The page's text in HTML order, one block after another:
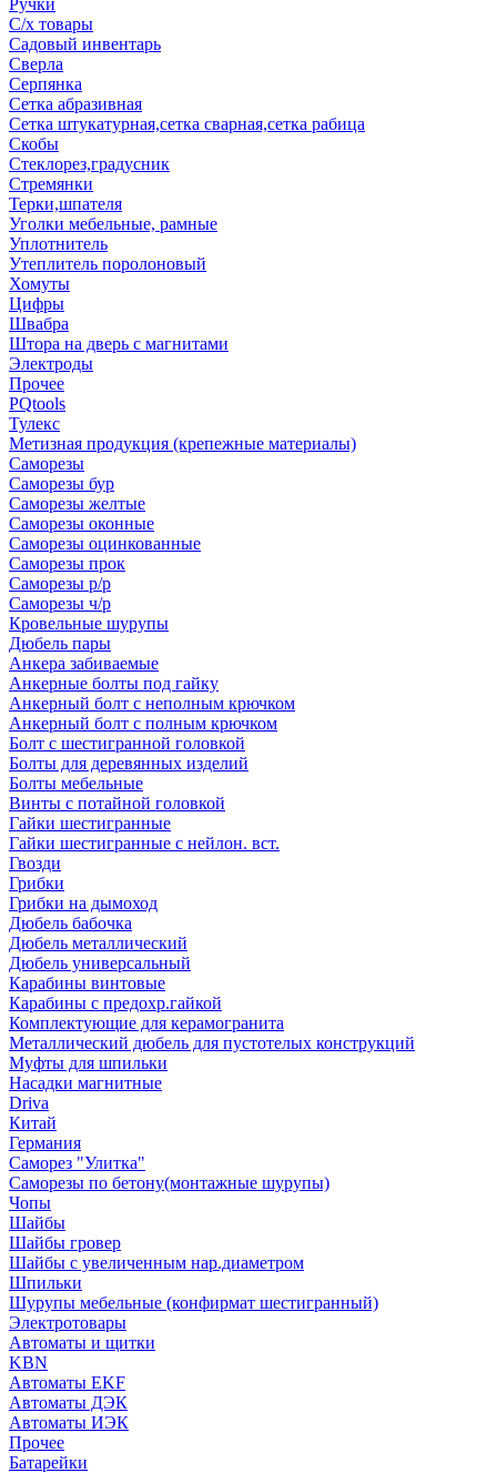
Ручки
С/х товары
Садовый инвентарь
Сверла
Серпянка
Сетка абразивная
Сетка штукатурная,сетка сварная,сетка рабица
Скобы
Стеклорез,градусник
Стремянки
Терки,шпателя
Уголки мебельные, рамные
Уплотнитель
Утеплитель поролоновый
Хомуты
Цифры
Швабра
Штора на дверь с магнитами
Электроды
Прочее
PQtools
Тулекс
Метизная продукция (крепежные материалы)
Саморезы
Саморезы бур
Саморезы желтые
Саморезы оконные
Саморезы оцинкованные
Саморезы прок
Саморезы р/р
Саморезы ч/р
Кровельные шурупы
Дюбель пары
Анкера забиваемые
Анкерные болты под гайку
Анкерный болт с неполным крючком
Анкерный болт с полным крючком
Болт с шестигранной головкой
Болты для деревянных изделий
Болты мебельные
Винты с потайной головкой
Гайки шестигранные
Гайки шестигранные с нейлон. вст.
Гвозди
Грибки
Грибки на дымоход
Дюбель бабочка
Дюбель металлический
Дюбель универсальный
Карабины винтовые
Карабины с предохр.гайкой
Комплектующие для керамогранита
Металлический дюбель для пустотелых конструкций
Муфты для шпильки
Насадки магнитные
Driva
Китай
Германия
Саморез "Улитка"
Саморезы по бетону(монтажные шурупы)
Чопы
Шайбы
Шайбы гровер
Шайбы с увеличенным нар.диаметром
Шпильки
Шурупы мебельные (конфирмат шестигранный)
Электротовары
Автоматы и щитки
KBN
Автоматы EKF
Автоматы ДЭК
Автоматы ИЭК
Прочее
Батарейки